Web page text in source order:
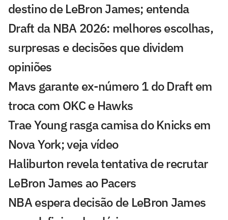
destino de LeBron James; entenda
Draft da NBA 2026: melhores escolhas,
surpresas e decisões que dividem
opiniões
Mavs garante ex-número 1 do Draft em
troca com OKC e Hawks
Trae Young rasga camisa do Knicks em
Nova York; veja vídeo
Haliburton revela tentativa de recrutar
LeBron James ao Pacers
NBA espera decisão de LeBron James